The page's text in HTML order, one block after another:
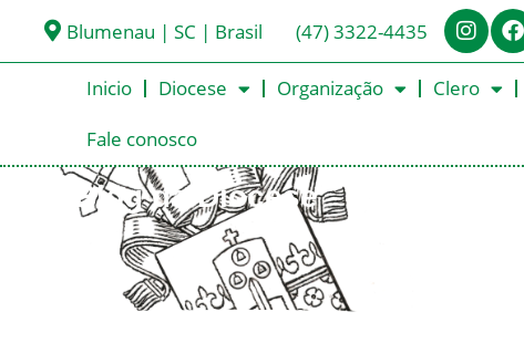
Blumenau | SC | Brasil (47) 3322-4435
Inicio Diocese Organização Clero
Fale conosco
Blog da Diocese